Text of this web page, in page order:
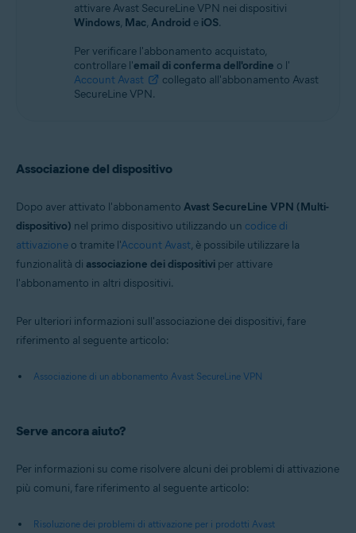
attivare Avast SecureLine VPN nei dispositivi
Windows, Mac, Android e iOS.
Per verificare l'abbonamento acquistato,
controllare l'email di conferma dell'ordine o l'
Account Avast
collegato all'abbonamento Avast
SecureLine VPN.
Associazione del dispositivo
Dopo aver attivato l'abbonamento Avast SecureLine VPN (Multi-
dispositivo) nel primo dispositivo utilizzando un codice di
attivazione o tramite l'Account Avast, è possibile utilizzare la
funzionalità di associazione dei dispositivi per attivare
l'abbonamento in altri dispositivi.
Per ulteriori informazioni sull'associazione dei dispositivi, fare
riferimento al seguente articolo:
Associazione di un abbonamento Avast SecureLine VPN
Serve ancora aiuto?
Per informazioni su come risolvere alcuni dei problemi di attivazione
più comuni, fare riferimento al seguente articolo:
Risoluzione dei problemi di attivazione per i prodotti Avast